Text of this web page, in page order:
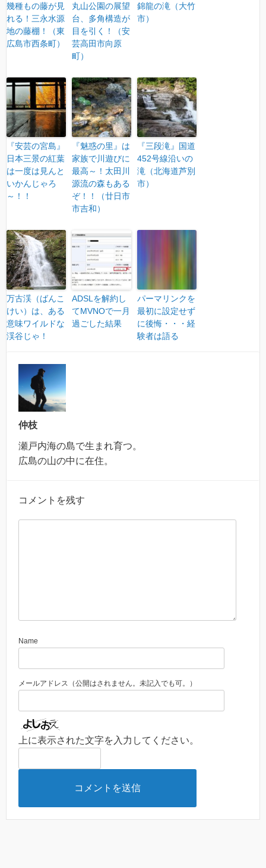
幾種もの藤が見
れる！三永水源
地の藤棚！（東
広島市西条町）
丸山公園の展望
台、多角構造が
目を引く！（安
芸高田市向原
町）
錦龍の滝（大竹
市）
『安芸の宮島』
日本三景の紅葉
は一度は見んと
いかんじゃろ
～！！
『魅惑の里』は
家族で川遊びに
最高～！太田川
源流の森もある
ぞ！！（廿日市
市吉和）
『三段滝』国道
452号線沿いの
滝（北海道芦別
市）
万古渓（ばんこ
けい）は、ある
意味ワイルドな
渓谷じゃ！
ADSLを解約し
てMVNOで一月
過ごした結果
パーマリンクを
最初に設定せず
に後悔・・・経
験者は語る
仲枝
瀬戸内海の島で生まれ育つ。
広島の山の中に在住。
コメントを残す
Name
メールアドレス（公開はされません。未記入でも可。）
上に表示された文字を入力してください。